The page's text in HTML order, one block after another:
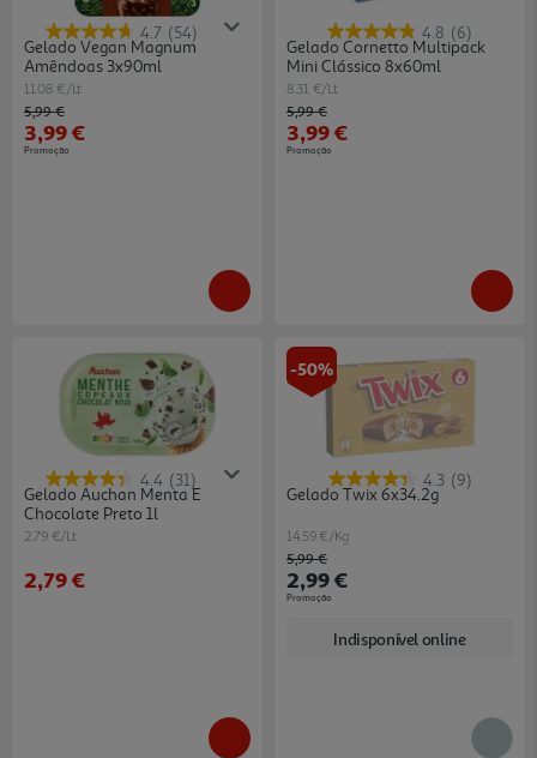
4.7 (54)
Gelado Vegan Magnum
Amêndoas 3x90ml
11.08 €/Lt
Price reduced from
5,99 €to
3,99 €
Promoção
4.8 (6)
Gelado Cornetto Multipack
Mini Clássico 8x60ml
8.31 €/Lt
Price reduced from
5,99 €to
3,99 €
Promoção
4.4 (31)
Gelado Auchan Menta E
Chocolate Preto 1l
2.79 €/Lt
2,79 €
-50%
4.3 (9)
Gelado Twix 6x34.2g
14.59 €/Kg
Price reduced from
5,99 €to
2,99 €
Promoção
Indisponível online